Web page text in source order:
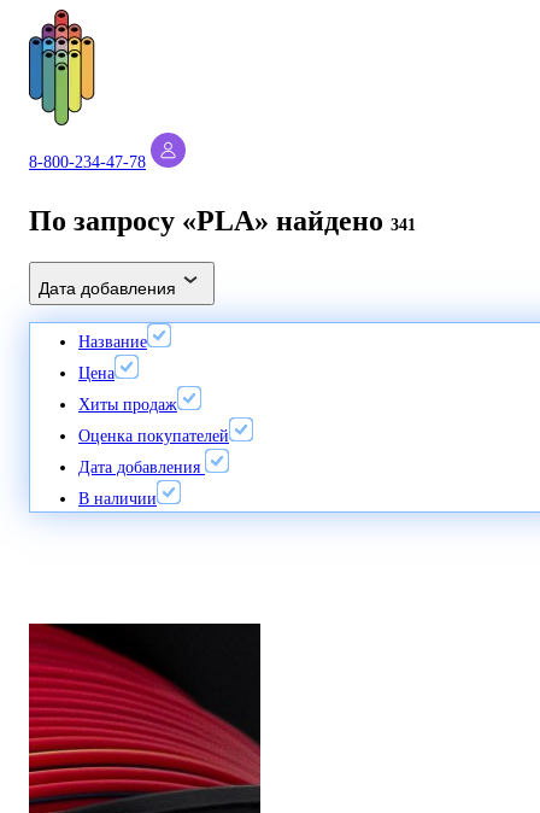
8-800-234-47-78
По запросу «PLA» найдено 341
Дата добавления
Название
Цена
Хиты продаж
Оценка покупателей
Дата добавления
В наличии